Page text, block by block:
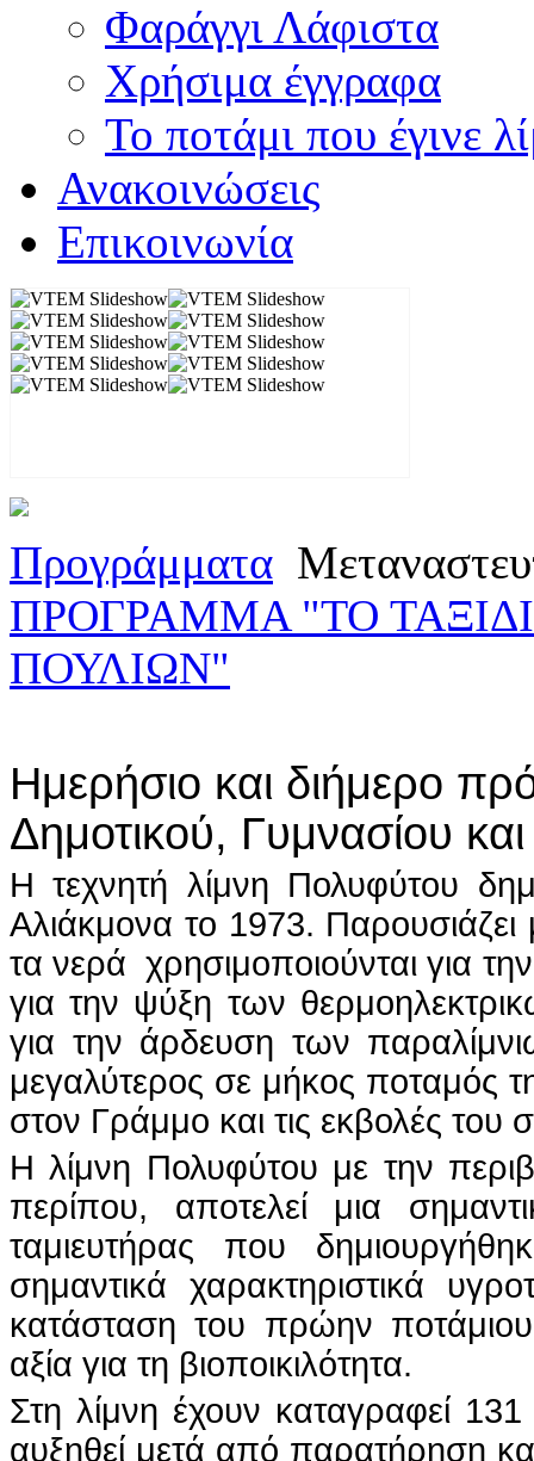
Φαράγγι Λάφιστα
Χρήσιμα έγγραφα
Το ποτάμι που έγινε
Ανακοινώσεις
Επικοινωνία
Προγράμματα
ΠΡΟΓΡΑΜΜΑ "ΤΟ
ΠΟΥΛΙΩΝ"
Ημερήσιο και διήμερο
Δημοτικού, Γυμνασίου
Η τεχνητή λίμνη Πολυφύτου
Αλιάκμονα το 1973.
τα νερά χρησιμοποιούνται για
για την ψύξη των
για την άρδευση των
μεγαλύτερος σε μήκος ποταμός
στον Γράμμο και τις εκβολές του
Η λίμνη Πολυφύτου με την
περίπου, αποτελεί μια
ταμιευτήρας που
σημαντικά χαρακτηριστικά
κατάσταση του πρώην ποτάμιου
αξία για τη βιοποικιλότητα.
Στη λίμνη έχουν καταγραφεί
αυξηθεί μετά από παρατήρηση